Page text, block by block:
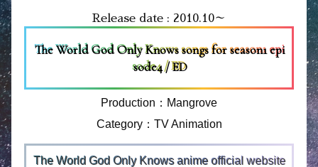
Release date : 2010.10～
The World God Only Knows songs for season1 epi
sode4 / ED
Production：Mangrove
Category：TV Animation
The World God Only Knows anime official website